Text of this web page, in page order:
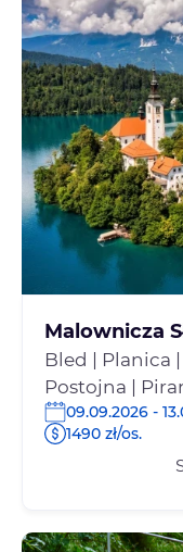
Malownicza
Bled | Planica
Postojna |
09.09.2026 -
1490 zł/os.